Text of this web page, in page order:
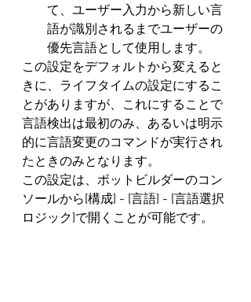
て、ユーザー入力から新しい言
語が識別されるまでユーザーの
優先言語として使用します。
この設定をデフォルトから変えると
きに、ライフタイムの設定にするこ
とがありますが、これにすることで
言語検出は最初のみ、あるいは明示
的に言語変更のコマンドが実行され
たときのみとなります。
この設定は、ボットビルダーのコン
ソールから[構成] - [言語] - [言語選択
ロジック]で開くことが可能です。